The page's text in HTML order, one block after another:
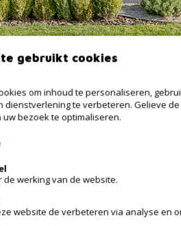
en gronden.
succesvolle verkoop.
'Hou me op de hoogte' en
gebruikt cookies
om inhoud te personaliseren,
dienstverlening te verbeteren. Gelieve
bezoek te optimaliseren.
de werking van de website.
website de verbeteren via analyse en